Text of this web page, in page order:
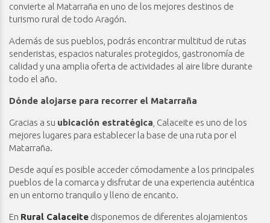
convierte al Matarraña en uno de los mejores destinos de
turismo rural de todo Aragón.
Además de sus pueblos, podrás encontrar multitud de rutas
senderistas, espacios naturales protegidos, gastronomía de
calidad y una amplia oferta de actividades al aire libre durante
todo el año.
Dónde alojarse para recorrer el Matarraña
Gracias a su ubicación estratégica , Calaceite es uno de los
mejores lugares para establecer la base de una ruta por el
Matarraña.
Desde aquí es posible acceder cómodamente a los principales
pueblos de la comarca y disfrutar de una experiencia auténtica
en un entorno tranquilo y lleno de encanto.
En Rural Calaceite disponemos de diferentes alojamientos